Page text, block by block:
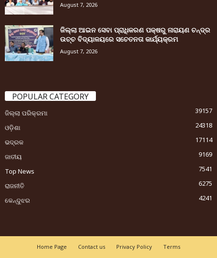
August 7, 2026
ଜିଲ୍ଲା ଆଇନ ସେବା ପ୍ରାଧିକରଣ ପକ୍ଷରୁ ନାରାୟଣ ଚନ୍ଦ୍ର
ଉଚ୍ଚ ବିଦ୍ୟାଳୟରେ ସଚେତନତା କାର୍ଯ୍ୟକ୍ରମ
August 7, 2026
POPULAR CATEGORY
ଜିଲ୍ଲା ପରିକ୍ରମା
39157
ଓଡ଼ିଶା
24318
ଭଦ୍ରକ
17114
ଜାତୀୟ
9169
Top News
7541
ରାଜନୀତି
6275
କେନ୍ଦୁଝର
4241
Home Page Contact us Privacy Policy
Terms